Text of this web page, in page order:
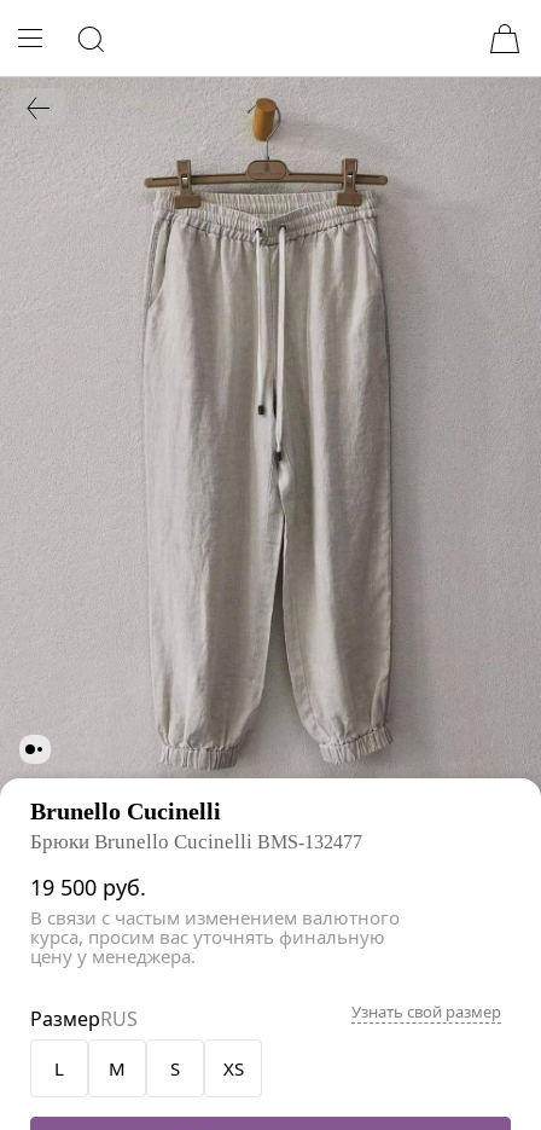
Brunello Cucinelli
Брюки Brunello Cucinelli BMS-132477
19 500 руб.
В связи с частым изменением валютного
курса, просим вас уточнять финальную
цену у менеджера.
L M S XS
РазмерRUS Узнать свой размер